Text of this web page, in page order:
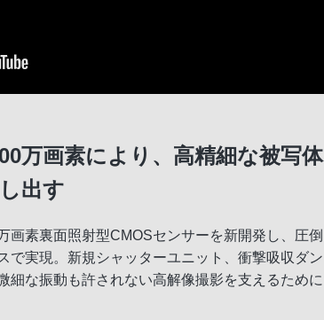
万画素により、高精細な被写体
出す
画素裏面照射型CMOSセンサーを新開発し、圧倒
で実現。新規シャッターユニット、衝撃吸収ダン
細な振動も許されない高解像撮影を支えるために